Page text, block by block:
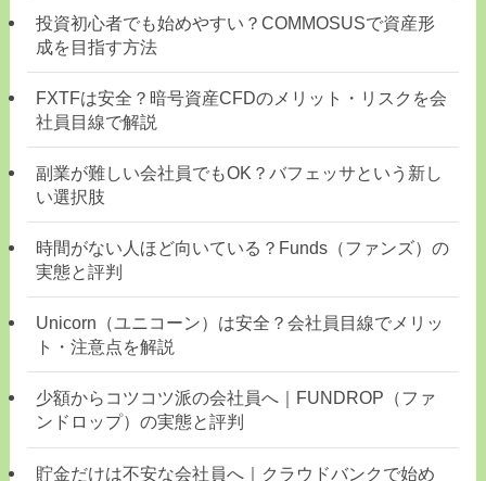
投資初心者でも始めやすい？COMMOSUSで資産形
成を目指す方法
FXTFは安全？暗号資産CFDのメリット・リスクを会
社員目線で解説
副業が難しい会社員でもOK？バフェッサという新し
い選択肢
時間がない人ほど向いている？Funds（ファンズ）の
実態と評判
Unicorn（ユニコーン）は安全？会社員目線でメリッ
ト・注意点を解説
少額からコツコツ派の会社員へ｜FUNDROP（ファ
ンドロップ）の実態と評判
貯金だけは不安な会社員へ｜クラウドバンクで始め